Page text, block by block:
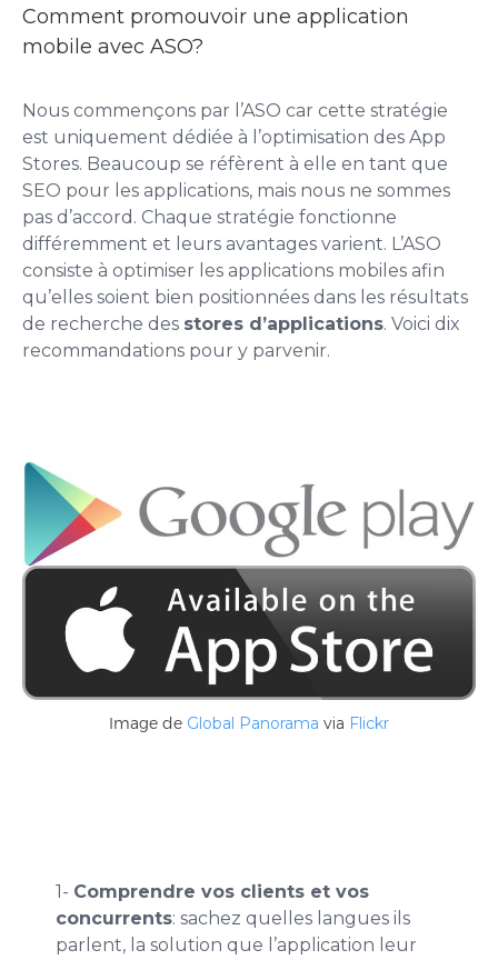
Comment promouvoir une application
mobile avec ASO?
Nous commençons par l’ASO car cette stratégie
est uniquement dédiée à l’optimisation des App
Stores. Beaucoup se réfèrent à elle en tant que
SEO pour les applications, mais nous ne sommes
pas d’accord. Chaque stratégie fonctionne
différemment et leurs avantages varient. L’ASO
consiste à optimiser les applications mobiles afin
qu’elles soient bien positionnées dans les résultats
de recherche des stores d’applications. Voici dix
recommandations pour y parvenir.
Image de Global Panorama via Flickr
1- Comprendre vos clients et vos
concurrents: sachez quelles langues ils
parlent, la solution que l’application leur